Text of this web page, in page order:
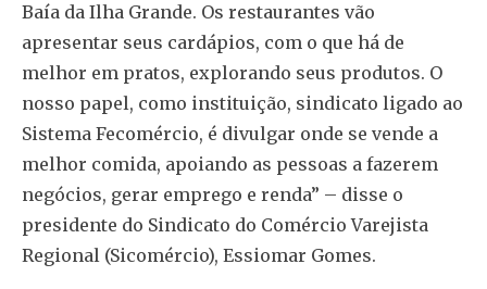
Baía da Ilha Grande. Os restaurantes vão
apresentar seus cardápios, com o que há de
melhor em pratos, explorando seus produtos. O
nosso papel, como instituição, sindicato ligado ao
Sistema Fecomércio, é divulgar onde se vende a
melhor comida, apoiando as pessoas a fazerem
negócios, gerar emprego e renda” – disse o
presidente do Sindicato do Comércio Varejista
Regional (Sicomércio), Essiomar Gomes.